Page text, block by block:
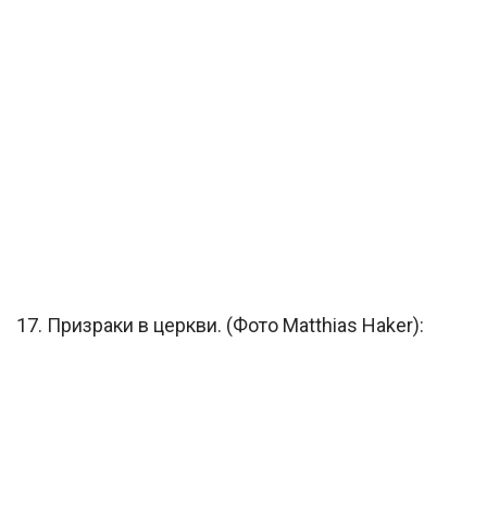
17. Призраки в церкви. (Фото Matthias Haker):